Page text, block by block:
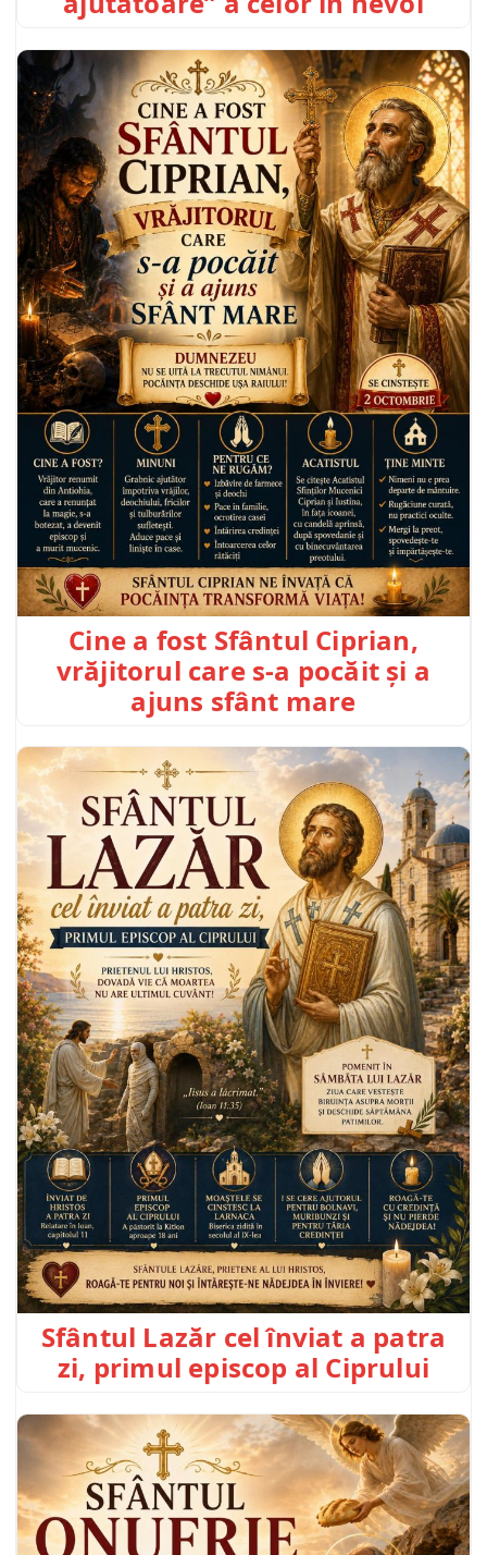
Cine a fost Sfântul Ciprian,
vrăjitorul care s-a pocăit și a
ajuns sfânt mare
Sfântul Lazăr cel înviat a patra
zi, primul episcop al Ciprului